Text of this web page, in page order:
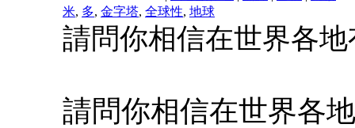
米, 多, 金字塔, 全球性, 地球
請問你相信在世界各
請問你相信在世界各